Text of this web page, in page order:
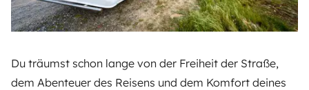
Du träumst schon lange von der Freiheit der Straße,
dem Abenteuer des Reisens und dem Komfort deines